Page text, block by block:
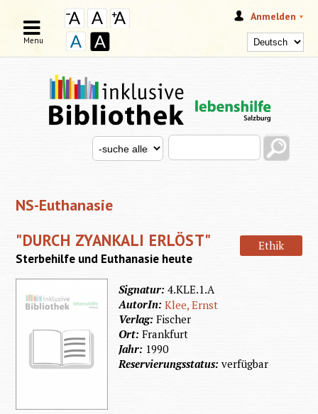
Anmelden
SUCHFORMULAR
Search this site
Search for
Menu
NS-Euthanasie
"DURCH ZYANKALI ERLÖST" Ethik
Sterbehilfe und Euthanasie heute
Signatur:4.KLE.1.A
AutorIn:Klee, Ernst
Verlag:Fischer
Ort:Frankfurt
Jahr: 1990
Reservierungsstatus:verfügbar